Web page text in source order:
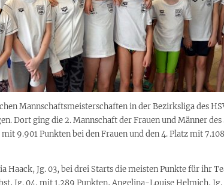
Mannschaftsmeisterschaften in der Bezirksliga des
Dort ging die 2. Mannschaft der Frauen und Männer des
9.901 Punkten bei den Frauen und den 4. Platz mit
Haack, Jg. 03, bei drei Starts die meisten Punkte für ihr
Jg. 04, mit 1.289 Punkten, Angelina-Louise Helmich, Jg.